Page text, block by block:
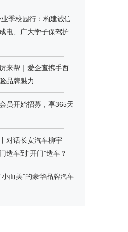
季校园行：构建诚信
电、广大学子保驾护
来帮｜爱企查携手西
品牌魅力
员开始招募，享365天
对话长安汽车柳宇
造车到“开门”造车？
小而美”的豪华品牌汽车